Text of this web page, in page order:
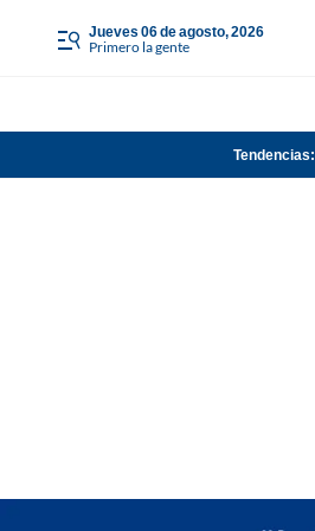
jueves 06 de agosto, 2026
Primero la gente
Tendencias: